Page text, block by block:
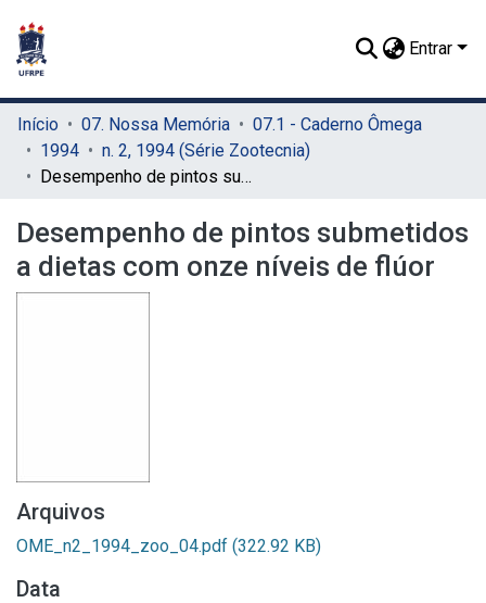
Entrar
Início 07. Nossa Memória
07.1 - Caderno Ômega
1994
n. 2, 1994 (Série Zootecnia)
Desempenho de pintos submetidos a dietas com onze níveis de flúor
Desempenho de pintos submetidos
a dietas com onze níveis de flúor
Arquivos
OME_n2_1994_zoo_04.pdf (322.92 KB)
Data